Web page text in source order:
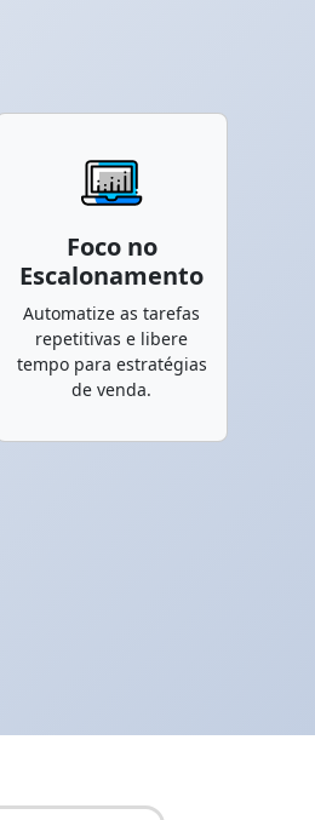
Foco no
Escalonamento
Automatize as tarefas
repetitivas e libere
tempo para estratégias
de venda.